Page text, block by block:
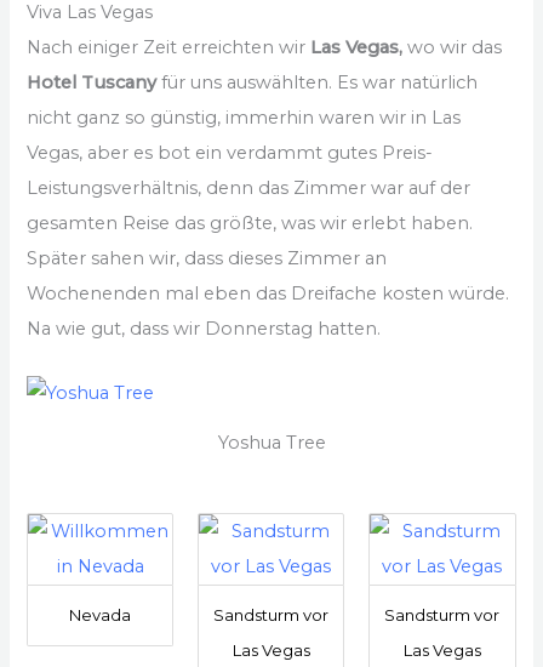
Viva Las Vegas
Nach einiger Zeit erreichten wir Las Vegas, wo wir das
Hotel Tuscanyfür uns auswählten. Es war natürlich
nicht ganz so günstig, immerhin waren wir in Las
Vegas, aber es bot ein verdammt gutes Preis-
Leistungsverhältnis, denn das Zimmer war auf der
gesamten Reise das größte, was wir erlebt haben.
Später sahen wir, dass dieses Zimmer an
Wochenenden mal eben das Dreifache kosten würde.
Na wie gut, dass wir Donnerstag hatten.
Yoshua Tree
Nevada
Sandsturm vor
Las Vegas
Sandsturm vor
Las Vegas